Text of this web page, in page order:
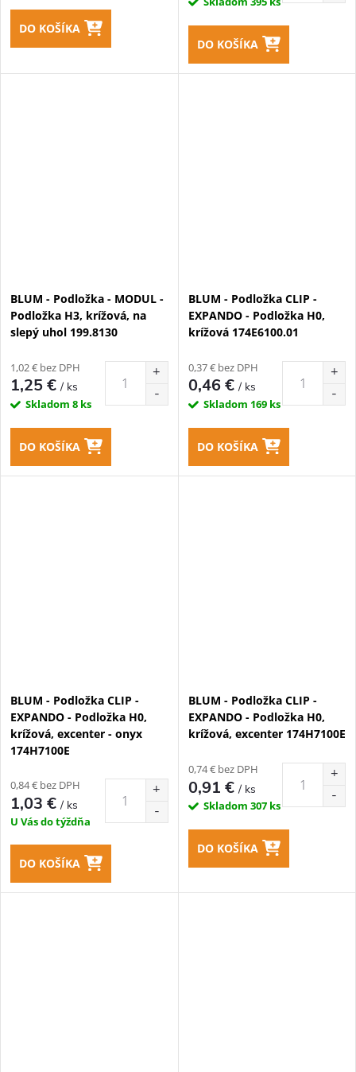
DO KOŠÍKA
DO KOŠÍKA
BLUM - Podložka - MODUL -
Podložka H3, krížová, na
slepý uhol 199.8130
1,02 € bez DPH
1,25 €/ ks
Skladom 8 ks
DO KOŠÍKA
BLUM - Podložka CLIP -
EXPANDO - Podložka H0,
krížová 174E6100.01
0,37 € bez DPH
0,46 €/ ks
Skladom 169 ks
DO KOŠÍKA
BLUM - Podložka CLIP -
EXPANDO - Podložka H0,
krížová, excenter - onyx
174H7100E
0,84 € bez DPH
1,03 €/ ks
U Vás do týždňa
DO KOŠÍKA
BLUM - Podložka CLIP -
EXPANDO - Podložka H0,
krížová, excenter 174H7100E
0,74 € bez DPH
0,91 €/ ks
Skladom 307 ks
DO KOŠÍKA